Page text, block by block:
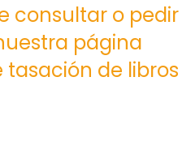
consultar o pedir
página
de libros